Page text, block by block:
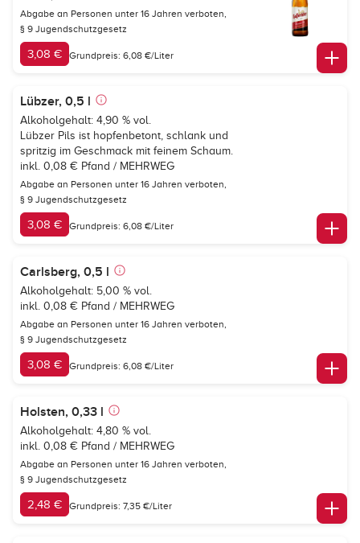
Abgabe an Personen unter 16 Jahren verboten,
§ 9 Jugendschutzgesetz
3,08 € Grundpreis: 6,08 €/Liter
Lübzer, 0,5 l
Alkoholgehalt: 4,90 % vol.
Lübzer Pils ist hopfenbetont, schlank und
spritzig im Geschmack mit feinem Schaum.
inkl. 0,08 € Pfand / MEHRWEG
Abgabe an Personen unter 16 Jahren verboten,
§ 9 Jugendschutzgesetz
3,08 € Grundpreis: 6,08 €/Liter
Carlsberg, 0,5 l
Alkoholgehalt: 5,00 % vol.
inkl. 0,08 € Pfand / MEHRWEG
Abgabe an Personen unter 16 Jahren verboten,
§ 9 Jugendschutzgesetz
3,08 € Grundpreis: 6,08 €/Liter
Holsten, 0,33 l
Alkoholgehalt: 4,80 % vol.
inkl. 0,08 € Pfand / MEHRWEG
Abgabe an Personen unter 16 Jahren verboten,
§ 9 Jugendschutzgesetz
2,48 € Grundpreis: 7,35 €/Liter